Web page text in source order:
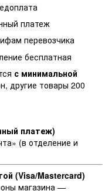
платеж
перевозчика
бесплатная
с минимальной
другие товары 200
платеж)
(в отделение и
(Visa/Mastercard)
магазина —